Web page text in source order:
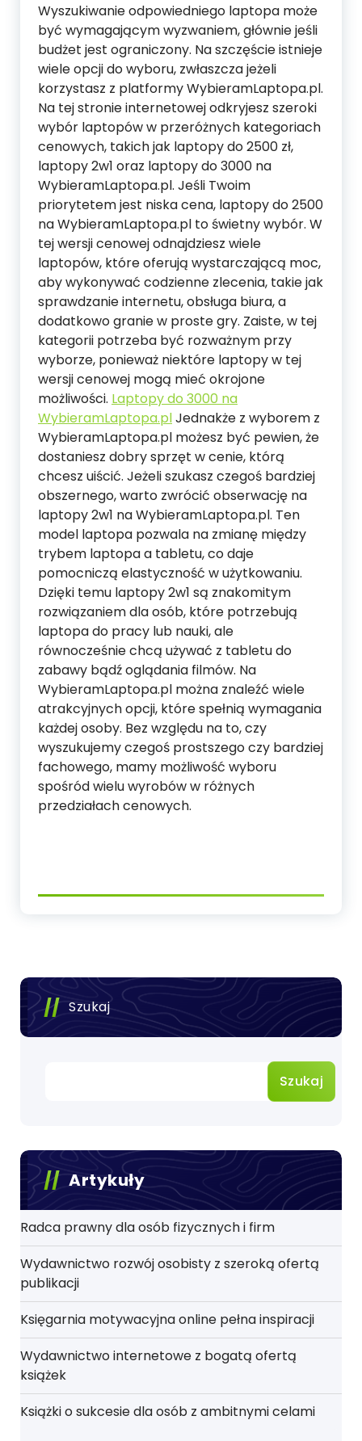
Wyszukiwanie odpowiedniego laptopa może
być wymagającym wyzwaniem, głównie jeśli
budżet jest ograniczony. Na szczęście istnieje
wiele opcji do wyboru, zwłaszcza jeżeli
korzystasz z platformy WybieramLaptopa.pl.
Na tej stronie internetowej odkryjesz szeroki
wybór laptopów w przeróżnych kategoriach
cenowych, takich jak laptopy do 2500 zł,
laptopy 2w1 oraz laptopy do 3000 na
WybieramLaptopa.pl. Jeśli Twoim
priorytetem jest niska cena, laptopy do 2500
na WybieramLaptopa.pl to świetny wybór. W
tej wersji cenowej odnajdziesz wiele
laptopów, które oferują wystarczającą moc,
aby wykonywać codzienne zlecenia, takie jak
sprawdzanie internetu, obsługa biura, a
dodatkowo granie w proste gry. Zaiste, w tej
kategorii potrzeba być rozważnym przy
wyborze, ponieważ niektóre laptopy w tej
wersji cenowej mogą mieć okrojone
możliwości. Laptopy do 3000 na
WybieramLaptopa.plJednakże z wyborem z
WybieramLaptopa.pl możesz być pewien, że
dostaniesz dobry sprzęt w cenie, którą
chcesz uiścić. Jeżeli szukasz czegoś bardziej
obszernego, warto zwrócić obserwację na
laptopy 2w1 na WybieramLaptopa.pl. Ten
model laptopa pozwala na zmianę między
trybem laptopa a tabletu, co daje
pomocniczą elastyczność w użytkowaniu.
Dzięki temu laptopy 2w1 są znakomitym
rozwiązaniem dla osób, które potrzebują
laptopa do pracy lub nauki, ale
równocześnie chcą używać z tabletu do
zabawy bądź oglądania filmów. Na
WybieramLaptopa.pl można znaleźć wiele
atrakcyjnych opcji, które spełnią wymagania
każdej osoby. Bez względu na to, czy
wyszukujemy czegoś prostszego czy bardziej
fachowego, mamy możliwość wyboru
spośród wielu wyrobów w różnych
przedziałach cenowych.
Szukaj
Szukaj
Artykuły
Radca prawny dla osób fizycznych i firm
Wydawnictwo rozwój osobisty z szeroką ofertą
publikacji
Księgarnia motywacyjna online pełna inspiracji
Wydawnictwo internetowe z bogatą ofertą
książek
Książki o sukcesie dla osób z ambitnymi celami